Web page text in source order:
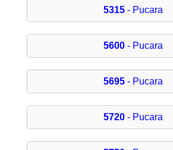
5315- Pucara
5600- Pucara
5695- Pucara
5720- Pucara